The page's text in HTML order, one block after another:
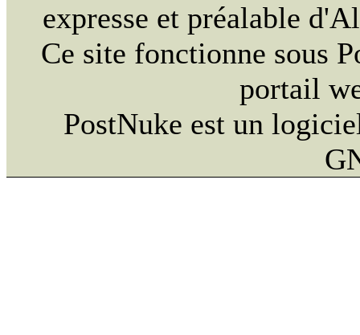
expresse et préalable
Ce site fonctionne sous
portail
PostNuke est un